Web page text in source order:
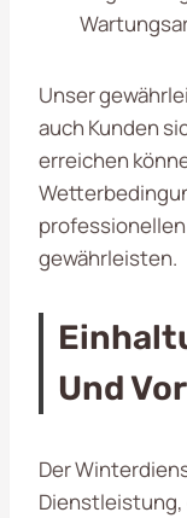
Unser
auch Kunden
erreichen
gewährleisten.
Und
Der
Dienstleistung,